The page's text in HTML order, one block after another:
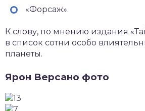
«Форсаж».
К слову, по мнению издания
в список сотни особо
планеты.
Ярон Версано фото